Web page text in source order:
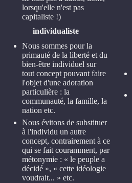
lorsqu'elle n'est pas
capitaliste !)
individualiste
Nous sommes pour la
primauté de la liberté et du
bien-être individuel sur
tout concept pouvant faire
l'objet d'une adoration
particulière : la
communauté, la famille, la
nation etc.
Nous évitons de substituer
à l'individu un autre
concept, contrairement à ce
qui se fait couramment, par
métonymie : « le peuple a
décidé », « cette idéologie
voudrait... » etc.